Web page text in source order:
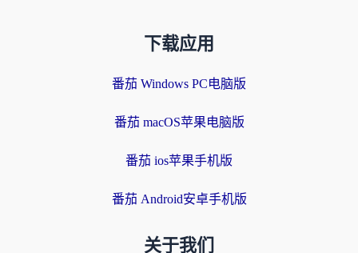
下载应用
番茄 Windows PC电脑版
番茄 macOS苹果电脑版
番茄 ios苹果手机版
番茄 Android安卓手机版
关于我们